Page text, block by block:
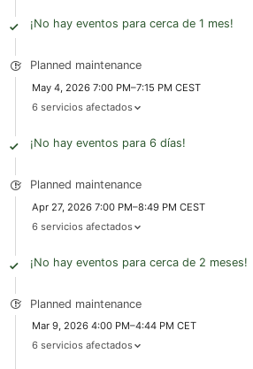
¡No hay eventos para cerca de 1 mes!
Planned maintenance
May 4, 2026 7:00 PM–7:15 PM CEST
6 servicios afectados
¡No hay eventos para 6 días!
Planned maintenance
Apr 27, 2026 7:00 PM–8:49 PM CEST
6 servicios afectados
¡No hay eventos para cerca de 2 meses!
Planned maintenance
Mar 9, 2026 4:00 PM–4:44 PM CET
6 servicios afectados